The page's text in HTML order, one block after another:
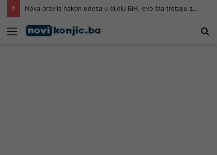
Nova pravila nakon udesa u dijelu BiH, evo šta trebaju znati vozači
Meni